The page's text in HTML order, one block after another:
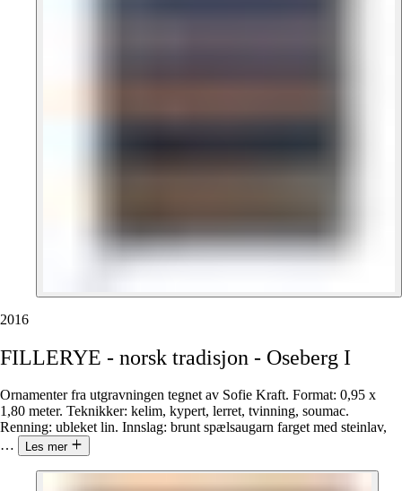
2016
FILLERYE - norsk tradisjon - Oseberg I
Ornamenter fra utgravningen tegnet av Sofie Kraft. Format: 0,95 x
1,80 meter. Teknikker: kelim, kypert, lerret, tvinning, soumac.
Renning: ubleket lin. Innslag: brunt spælsaugarn farget med steinlav,
…
Les mer